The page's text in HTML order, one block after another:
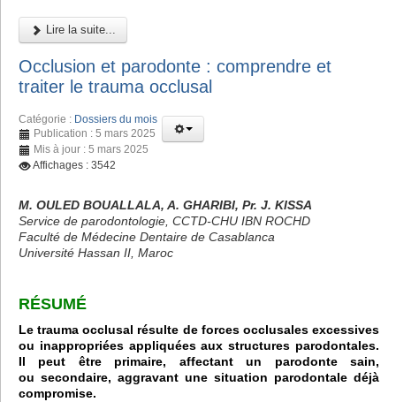
Lire la suite...
Occlusion et parodonte : comprendre et
traiter le trauma occlusal
Catégorie : Dossiers du mois
Publication : 5 mars 2025
Mis à jour : 5 mars 2025
Affichages : 3542
M. OULED BOUALLALA, A. GHARIBI, Pr. J. KISSA
Service de parodontologie, CCTD-CHU IBN ROCHD
Faculté de Médecine Dentaire de Casablanca
Université Hassan II, Maroc
RÉSUMÉ
Le trauma occlusal résulte de forces occlusales excessives
ou inappropriées appliquées aux structures parodontales.
Il peut être primaire, affectant un parodonte sain,
ou secondaire, aggravant une situation parodontale déjà
compromise.